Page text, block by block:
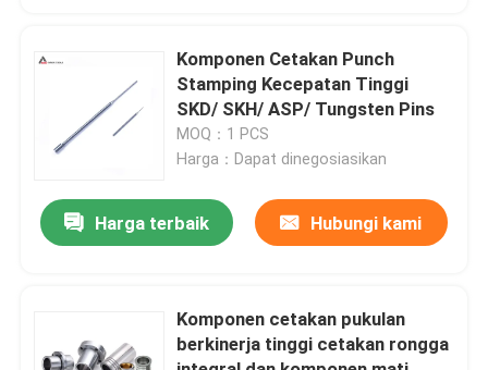
Kontrol kualitas
Hubungi kami
Quote request suatu
Sisipan Pembalik Karbida
Komponen Cetakan Punch
Stamping Kecepatan Tinggi
SKD/ SKH/ ASP/ Tungsten Pins
MOQ：1 PCS
Harga：Dapat dinegosiasikan
Harga terbaik Hubungi kami
Komponen cetakan pukulan
berkinerja tinggi cetakan rongga